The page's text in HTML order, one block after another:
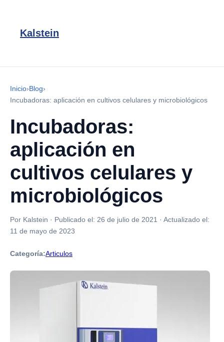
Kalstein
Inicio›Blog›
Incubadoras: aplicación en cultivos celulares y microbiológicos
Incubadoras:
aplicación en
cultivos celulares y
microbiológicos
Por Kalstein · Publicado el: 26 de julio de 2021 · Actualizado el:
11 de mayo de 2023
Categoría:Articulos